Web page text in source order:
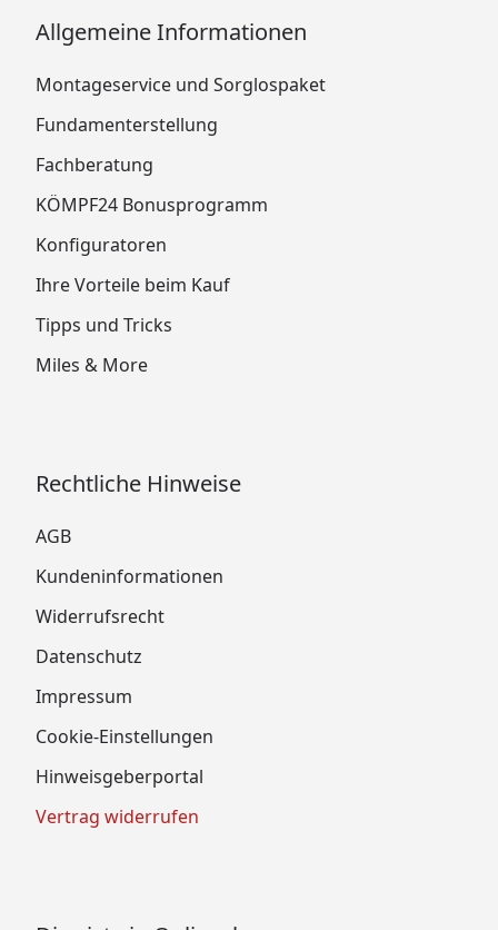
Allgemeine Informationen
Montageservice und Sorglospaket
Fundamenterstellung
Fachberatung
KÖMPF24 Bonusprogramm
Konfiguratoren
Ihre Vorteile beim Kauf
Tipps und Tricks
Miles & More
Rechtliche Hinweise
AGB
Kundeninformationen
Widerrufsrecht
Datenschutz
Impressum
Cookie-Einstellungen
Hinweisgeberportal
Vertrag widerrufen